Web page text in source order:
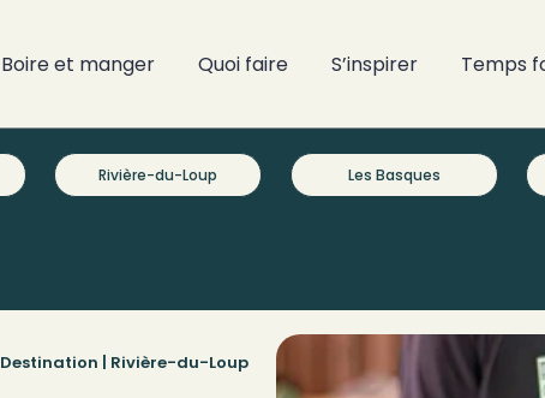
Boire et manger Quoi faire S’inspirer Temps
Rivière-du-Loup Les Basques
Destination | Rivière-du-Loup